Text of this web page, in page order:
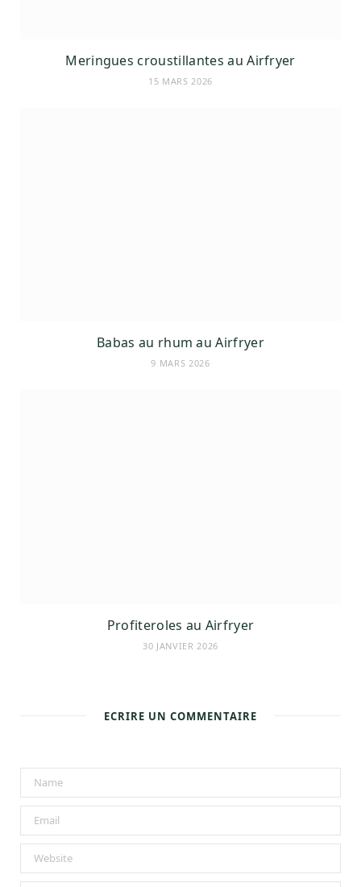
Meringues croustillantes au Airfryer
15 MARS 2026
Babas au rhum au Airfryer
9 MARS 2026
Profiteroles au Airfryer
30 JANVIER 2026
ECRIRE UN COMMENTAIRE